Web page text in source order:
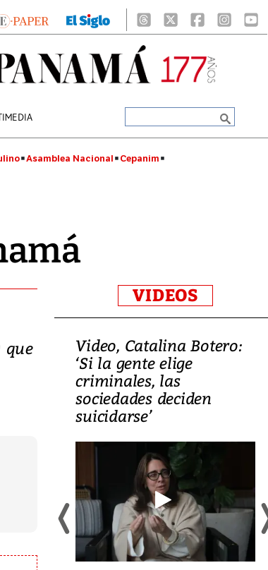
Asamblea Nacional Cepanim
que
VIDEOS
de
Video, Catalina Botero:
‘Si la gente elige
criminales, las
sociedades deciden
suicidarse’